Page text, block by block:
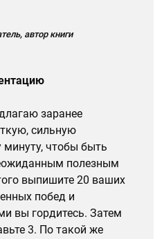
автор книги
заранее
сильную
минуту, чтобы быть
полезным
выпишите 20 ваших
побед и
вы гордитесь. Затем
3. По такой же